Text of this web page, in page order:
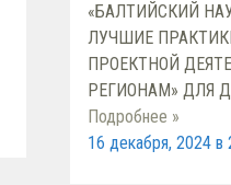
«БАЛТИЙСКИЙ
ЛУЧШИЕ
ПРОЕКТНОЙ
РЕГИОНАМ» ДЛЯ
Подробнее »
16 декабря, 2024 в